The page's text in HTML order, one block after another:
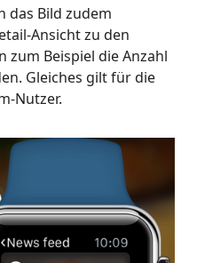
das Bild zudem
Ansicht zu den
Beispiel die Anzahl
Gleiches gilt für die
Nutzer.